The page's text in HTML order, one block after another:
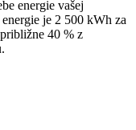
energie vašej
je 2 500 kWh za
40 % z